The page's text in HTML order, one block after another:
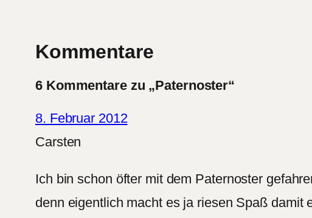
Kommentare
6 Kommentare zu „Paternoster“
8. Februar 2012
Carsten
Ich bin schon öfter mit dem Paternoster
denn eigentlich macht es ja riesen Spaß